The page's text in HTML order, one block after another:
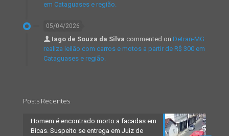
em Cataguases e região.
05/04/2026
Iago de Souza da Silva commented on Detran-MG
realiza leilão com carros e motos a partir de R$ 300 em
Cataguases e região.
Posts Recentes
Homem é encontrado morto a facadas em
Bicas. Suspeito se entrega em Juiz de